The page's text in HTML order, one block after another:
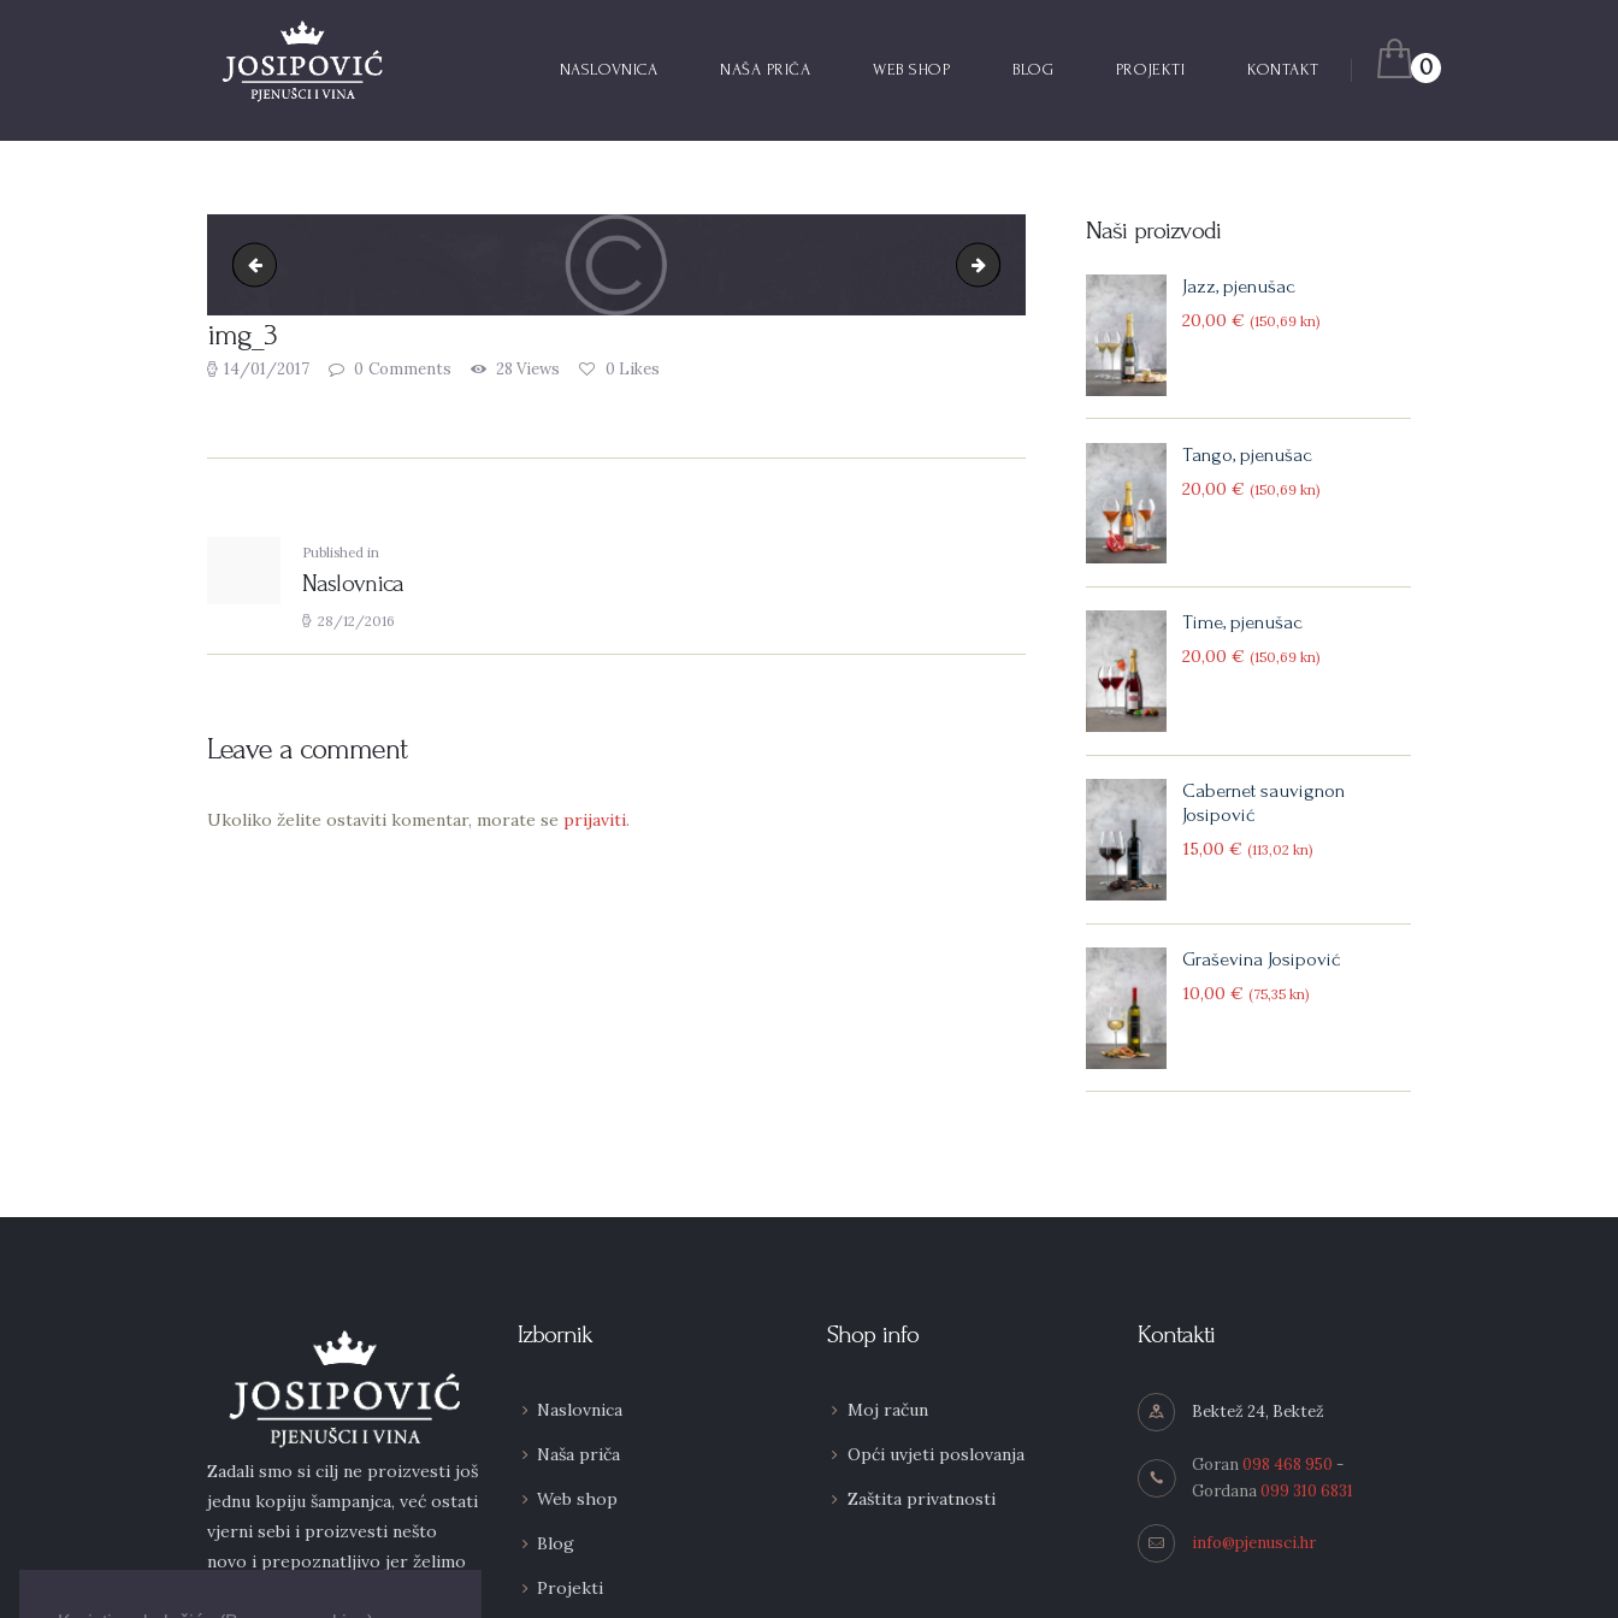
NASLOVNICA NAŠA PRIČA WEB SHOP BLOG PROJEKTI KONTAKT 0
Web shop
img_2 tuscany-grape-field-nature-51947
img_3
14/01/2017 0 Comments 28 Views 0 Likes
Published in
post:
Naslovnica
28/12/2016
Leave a comment
Ukoliko želite ostaviti komentar, morate se prijaviti.
Naši proizvodi
Jazz, pjenušac
20 00 € (150 69kn)
Tango, pjenušac
20 00 € (150 69kn)
Time, pjenušac
20 00 € (150 69kn)
Cabernet sauvignon
Josipović
15 00 € (113 02 kn)
Graševina Josipović
10 00 € (75 35kn)
Zadali smo si cilj ne proizvesti još
jednu kopiju šampanjca, već ostati
vjerni sebi i proizvesti nešto
novo i prepoznatljivo jer želimo
Izbornik
Naslovnica
Naša priča
Web shop
Blog
Projekti
Shop info
Moj račun
Opći uvjeti poslovanja
Zaštita privatnosti
Kontakti
Bektež 24, Bektež
Goran098 468 950 -
Gordana099 310 6831
info@pjenusci.hr